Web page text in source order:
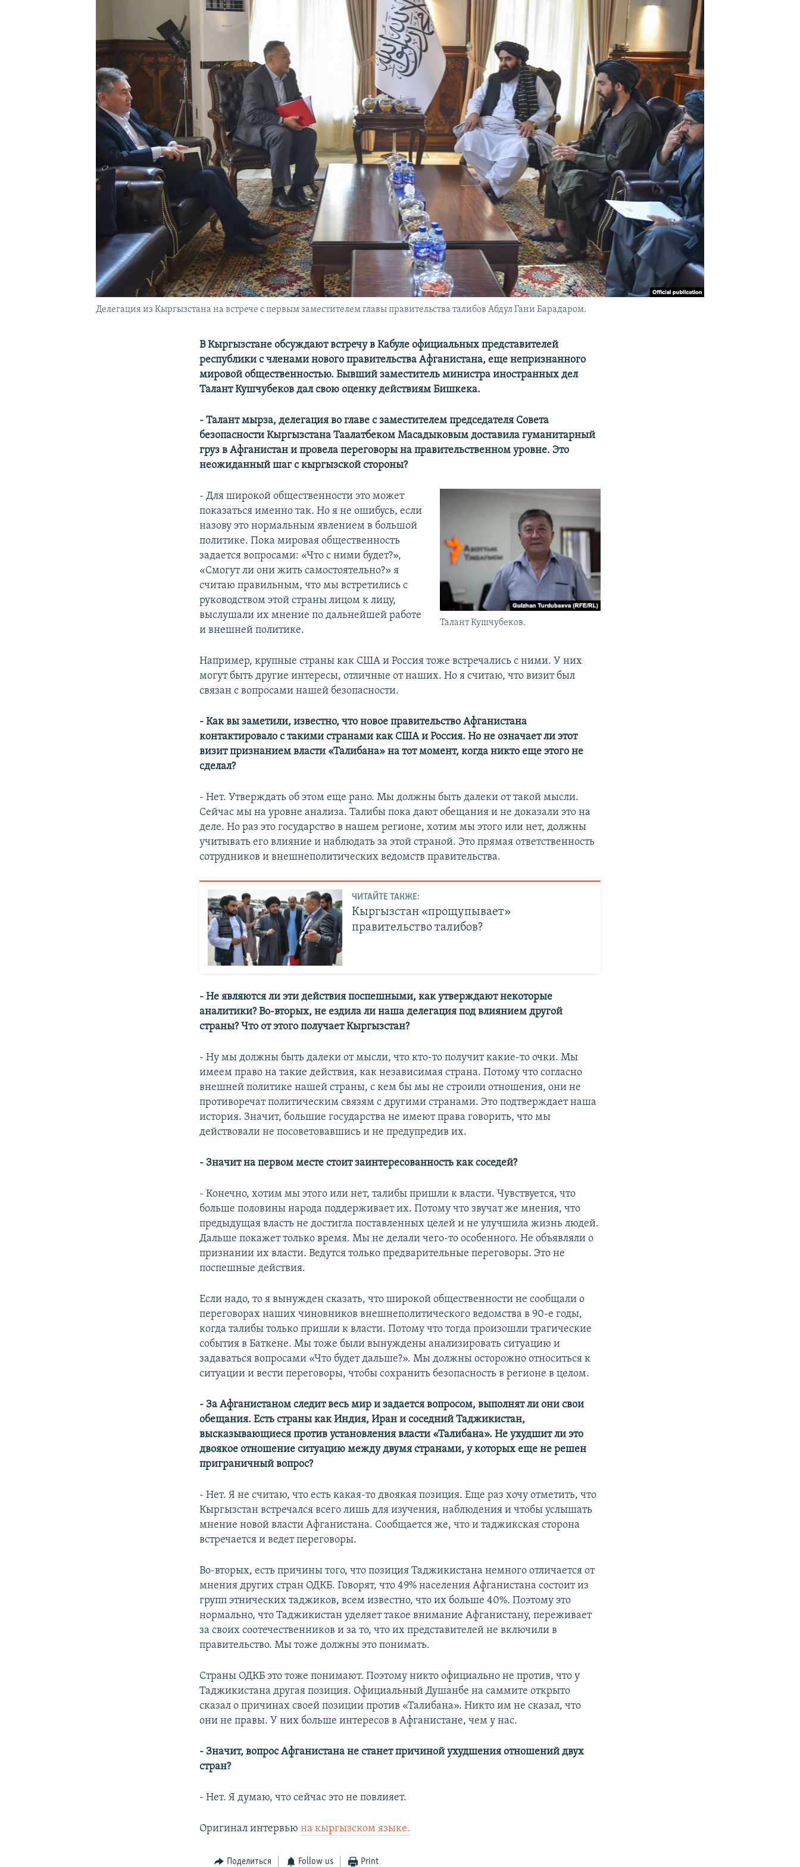
Делегация из Кыргызстана на встрече с первым заместителем главы правительства талибов Абдул Гани Барадаром.
В Кыргызстане обсуждают встречу в Кабуле официальных представителей
республики с членами нового правительства Афганистана, еще непризнанного
мировой общественностью. Бывший заместитель министра иностранных дел
Талант Кушчубеков дал свою оценку действиям Бишкека.
- Талант мырза, делегация во главе с заместителем председателя Совета
безопасности Кыргызстана Таалатбеком Масадыковым доставила гуманитарный
груз в Афганистан и провела переговоры на правительственном уровне. Это
неожиданный шаг с кыргызской стороны?
Талант Кушчубеков.
- Для широкой общественности это может
показаться именно так. Но я не ошибусь, если
назову это нормальным явлением в большой
политике. Пока мировая общественность
задается вопросами: «Что с ними будет?»,
«Смогут ли они жить самостоятельно?» я
считаю правильным, что мы встретились с
руководством этой страны лицом к лицу,
выслушали их мнение по дальнейшей работе
и внешней политике.
Например, крупные страны как США и Россия тоже встречались с ними. У них
могут быть другие интересы, отличные от наших. Но я считаю, что визит был
связан с вопросами нашей безопасности.
- Как вы заметили, известно, что новое правительство Афганистана
контактировало с такими странами как США и Россия. Но не означает ли этот
визит признанием власти «Талибана» на тот момент, когда никто еще этого не
сделал?
- Нет. Утверждать об этом еще рано. Мы должны быть далеки от такой мысли.
Сейчас мы на уровне анализа. Талибы пока дают обещания и не доказали это на
деле. Но раз это государство в нашем регионе, хотим мы этого или нет, должны
учитывать его влияние и наблюдать за этой страной. Это прямая ответственность
сотрудников и внешнеполитических ведомств правительства.
ЧИТАЙТЕ ТАКЖЕ:
Кыргызстан «прощупывает»
правительство талибов?
- Не являются ли эти действия поспешными, как утверждают некоторые
аналитики? Во-вторых, не ездила ли наша делегация под влиянием другой
страны? Что от этого получает Кыргызстан?
- Ну мы должны быть далеки от мысли, что кто-то получит какие-то очки. Мы
имеем право на такие действия, как независимая страна. Потому что согласно
внешней политике нашей страны, с кем бы мы не строили отношения, они не
противоречат политическим связям с другими странами. Это подтверждает наша
история. Значит, большие государства не имеют права говорить, что мы
действовали не посоветовавшись и не предупредив их.
- Значит на первом месте стоит заинтересованность как соседей?
- Конечно, хотим мы этого или нет, талибы пришли к власти. Чувствуется, что
больше половины народа поддерживает их. Потому что звучат же мнения, что
предыдущая власть не достигла поставленных целей и не улучшила жизнь людей.
Дальше покажет только время. Мы не делали чего-то особенного. Не объявляли о
признании их власти. Ведутся только предварительные переговоры. Это не
поспешные действия.
Если надо, то я вынужден сказать, что широкой общественности не сообщали о
переговорах наших чиновников внешнеполитического ведомства в 90-е годы,
когда талибы только пришли к власти. Потому что тогда произошли трагические
события в Баткене. Мы тоже были вынуждены анализировать ситуацию и
задаваться вопросами «Что будет дальше?». Мы должны осторожно относиться к
ситуации и вести переговоры, чтобы сохранить безопасность в регионе в целом.
- За Афганистаном следит весь мир и задается вопросом, выполнят ли они свои
обещания. Есть страны как Индия, Иран и соседний Таджикистан,
высказывающиеся против установления власти «Талибана». Не ухудшит ли это
двоякое отношение ситуацию между двумя странами, у которых еще не решен
приграничный вопрос?
- Нет. Я не считаю, что есть какая-то двоякая позиция. Еще раз хочу отметить, что
Кыргызстан встречался всего лишь для изучения, наблюдения и чтобы услышать
мнение новой власти Афганистана. Сообщается же, что и таджикская сторона
встречается и ведет переговоры.
Во-вторых, есть причины того, что позиция Таджикистана немного отличается от
мнения других стран ОДКБ. Говорят, что 49% населения Афганистана состоит из
групп этнических таджиков, всем известно, что их больше 40%. Поэтому это
нормально, что Таджикистан уделяет такое внимание Афганистану, переживает
за своих соотечественников и за то, что их представителей не включили в
правительство. Мы тоже должны это понимать.
Страны ОДКБ это тоже понимают. Поэтому никто официально не против, что у
Таджикистана другая позиция. Официальный Душанбе на саммите открыто
сказал о причинах своей позиции против «Талибана». Никто им не сказал, что
они не правы. У них больше интересов в Афганистане, чем у нас.
- Значит, вопрос Афганистана не станет причиной ухудшения отношений двух
стран?
- Нет. Я думаю, что сейчас это не повлияет.
Оригинал интервьюна кыргызском языке.
Поделиться Follow us Print